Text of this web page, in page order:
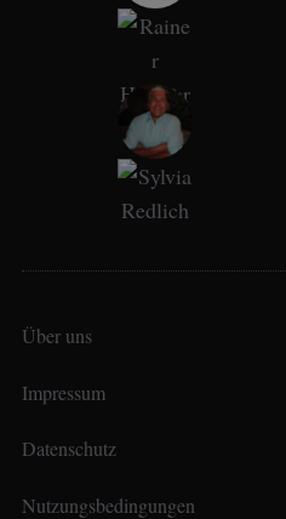
Über uns
Impressum
Datenschutz
Nutzungsbedingungen